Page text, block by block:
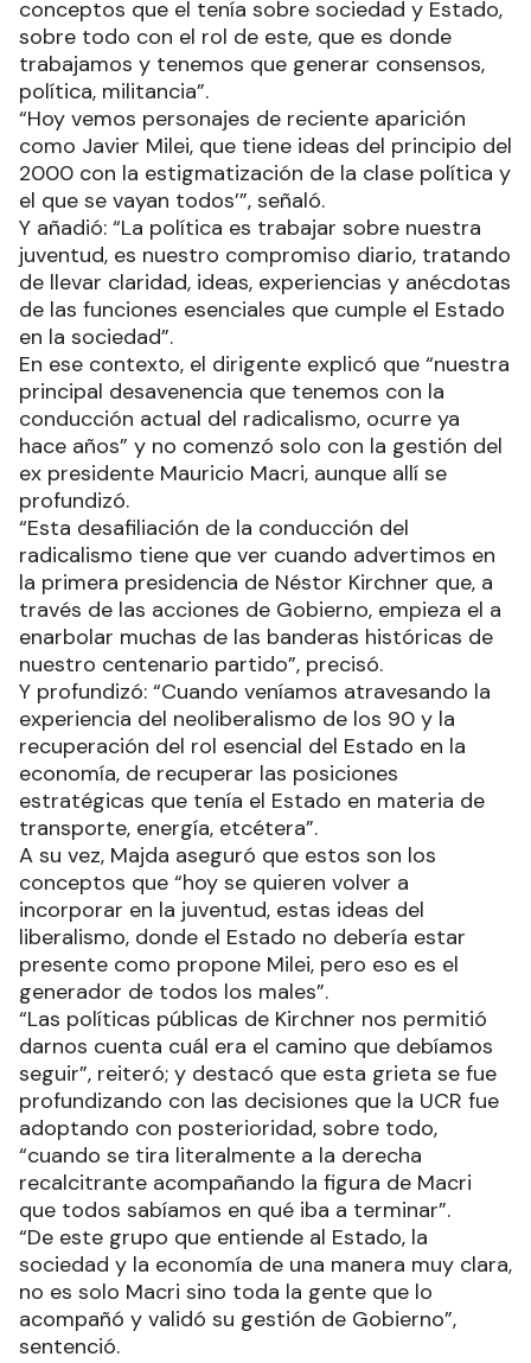
conceptos que el tenía sobre sociedad y Estado,
sobre todo con el rol de este, que es donde
trabajamos y tenemos que generar consensos,
política, militancia”.
“Hoy vemos personajes de reciente aparición
como Javier Milei, que tiene ideas del principio del
2000 con la estigmatización de la clase política y
el que se vayan todos’”, señaló.
Y añadió: “La política es trabajar sobre nuestra
juventud, es nuestro compromiso diario, tratando
de llevar claridad, ideas, experiencias y anécdotas
de las funciones esenciales que cumple el Estado
en la sociedad”.
En ese contexto, el dirigente explicó que “nuestra
principal desavenencia que tenemos con la
conducción actual del radicalismo, ocurre ya
hace años” y no comenzó solo con la gestión del
ex presidente Mauricio Macri, aunque allí se
profundizó.
“Esta desafiliación de la conducción del
radicalismo tiene que ver cuando advertimos en
la primera presidencia de Néstor Kirchner que, a
través de las acciones de Gobierno, empieza el a
enarbolar muchas de las banderas históricas de
nuestro centenario partido”, precisó.
Y profundizó: “Cuando veníamos atravesando la
experiencia del neoliberalismo de los 90 y la
recuperación del rol esencial del Estado en la
economía, de recuperar las posiciones
estratégicas que tenía el Estado en materia de
transporte, energía, etcétera”.
A su vez, Majda aseguró que estos son los
conceptos que “hoy se quieren volver a
incorporar en la juventud, estas ideas del
liberalismo, donde el Estado no debería estar
presente como propone Milei, pero eso es el
generador de todos los males”.
“Las políticas públicas de Kirchner nos permitió
darnos cuenta cuál era el camino que debíamos
seguir”, reiteró; y destacó que esta grieta se fue
profundizando con las decisiones que la UCR fue
adoptando con posterioridad, sobre todo,
“cuando se tira literalmente a la derecha
recalcitrante acompañando la figura de Macri
que todos sabíamos en qué iba a terminar”.
“De este grupo que entiende al Estado, la
sociedad y la economía de una manera muy clara,
no es solo Macri sino toda la gente que lo
acompañó y validó su gestión de Gobierno”,
sentenció.